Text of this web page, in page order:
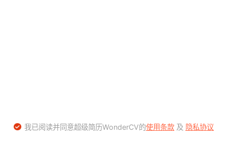
我已阅读并同意超级简历WonderCV的使用条款及 隐私协议